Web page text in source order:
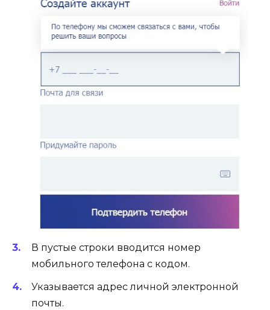
В пустые строки вводится номер
мобильного телефона с кодом.
Указывается адрес личной электронной
почты.